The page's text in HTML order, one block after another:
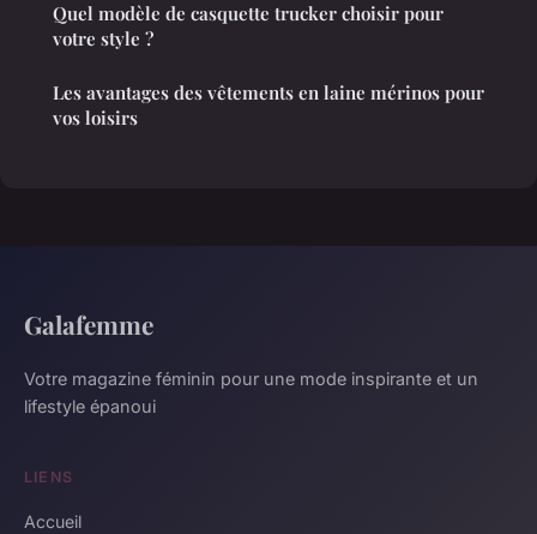
Quel modèle de casquette trucker choisir pour
votre style ?
Les avantages des vêtements en laine mérinos pour
vos loisirs
Galafemme
Votre magazine féminin pour une mode inspirante et un
lifestyle épanoui
LIENS
Accueil